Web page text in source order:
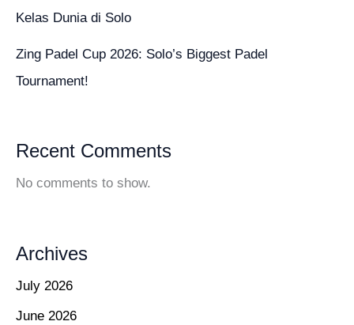
Kelas Dunia di Solo
Zing Padel Cup 2026: Solo’s Biggest Padel
Tournament!
Recent Comments
No comments to show.
Archives
July 2026
June 2026